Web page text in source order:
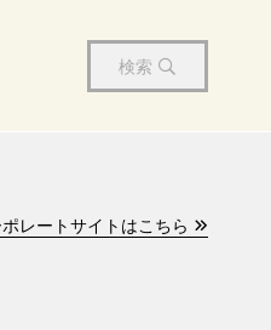
検索
レートサイトはこちら